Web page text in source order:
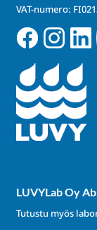
VAT-numero:
LUVYLab Oy Ab
Tutustu myös